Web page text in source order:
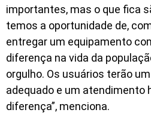
importantes, mas o que fica
temos a oportunidade de,
entregar um equipamento
diferença na vida da
orgulho. Os usuários terão
adequado e um atendimento
diferença”, menciona.